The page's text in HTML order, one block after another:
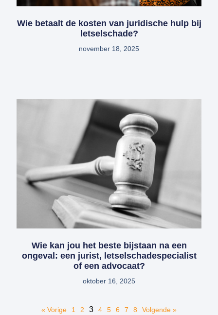
Wie betaalt de kosten van juridische hulp bij
letselschade?
november 18, 2025
Wie kan jou het beste bijstaan na een
ongeval: een jurist, letselschadespecialist
of een advocaat?
oktober 16, 2025
« Vorige 1 2 3 4 5 6 7 8 Volgende »